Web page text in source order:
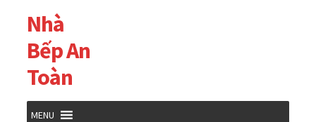
Đi
đến
Điều
hướng
Chuyển
đến
nội
dung
Nhà
Bếp An
Toàn
MENU